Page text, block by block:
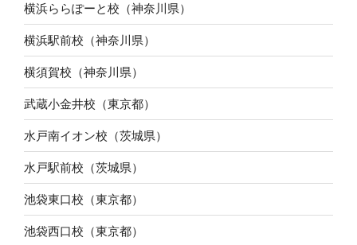
横浜ららぽーと校（神奈川県）
横浜駅前校（神奈川県）
横須賀校（神奈川県）
武蔵小金井校（東京都）
水戸南イオン校（茨城県）
水戸駅前校（茨城県）
池袋東口校（東京都）
池袋西口校（東京都）